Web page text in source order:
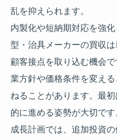
乱を抑えられます。
内製化や短納期対応を強
型・治具メーカーの買収
顧客接点を取り込む機会
業方針や価格条件を変え
ねることがあります。最
的に進める姿勢が大切です
成長計画では、追加投資